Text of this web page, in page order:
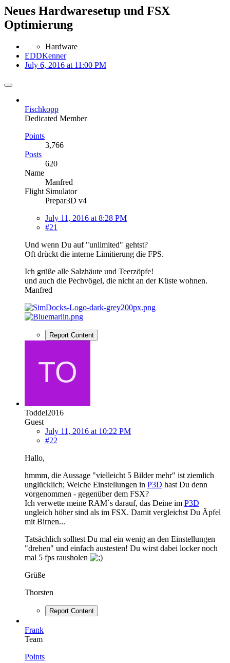
Neues Hardwaresetup und FSX
Optimierung
Hardware
EDDKenner
July 6, 2016 at 11:00 PM
Fischkopp
Dedicated Member
Points
3,766
Posts
620
Name
Manfred
Flight Simulator
Prepar3D v4
July 11, 2016 at 8:28 PM
#21
Und wenn Du auf "unlimited" gehtst?
Oft drückt die interne Limitierung die FPS.
Ich grüße alle Salzhäute und Teerzöpfe!
und auch die Pechvögel, die nicht an der Küste wohnen.
Manfred
Report Content
Toddel2016
Guest
July 11, 2016 at 10:22 PM
#22
Hallo,
hmmm, die Aussage "vielleicht 5 Bilder mehr" ist ziemlich
unglücklich; Welche Einstellungen in P3D hast Du denn
vorgenommen - gegenüber dem FSX?
Ich verwette meine RAM´s darauf, das Deine im P3D
ungleich höher sind als im FSX. Damit vergleichst Du Äpfel
mit Birnen...
Tatsächlich solltest Du mal ein wenig an den Einstellungen
"drehen" und einfach austesten! Du wirst dabei locker noch
mal 5 fps rausholen
Grüße
Thorsten
Report Content
Frank
Team
Points